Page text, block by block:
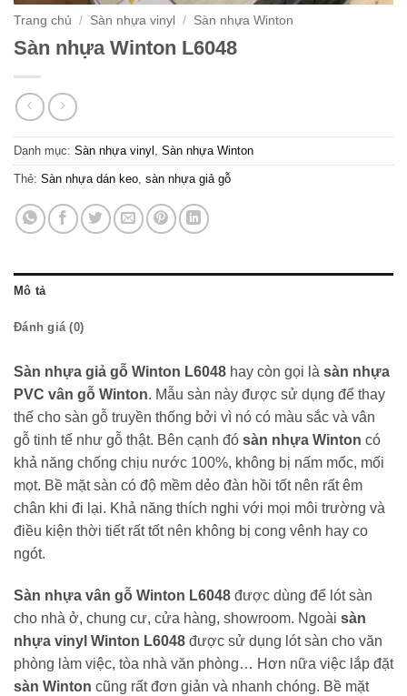
Trang chủ / Sàn nhựa vinyl / Sàn nhựa Winton
Sàn nhựa Winton L6048
Danh mục: Sàn nhựa vinyl Sàn nhựa Winton
Thẻ: Sàn nhựa dán keo sàn nhựa giả gỗ
Mô tả
Đánh giá (0)
Sàn nhựa giả gỗ Winton L6048 hay còn gọi là sàn nhựa
PVC vân gỗ Winton. Mẫu sàn này được sử dụng để thay
thế cho sàn gỗ truyền thống bởi vì nó có màu sắc và vân
gỗ tinh tế như gỗ thật. Bên cạnh đó sàn nhựa Winton có
khả năng chống chịu nước 100%, không bị nấm mốc, mối
mọt. Bề mặt sàn có độ mềm dẻo đàn hồi tốt nên rất êm
chân khi đi lại. Khả năng thích nghi với mọi môi trường và
điều kiện thời tiết rất tốt nên không bị cong vênh hay co
ngót.
Sàn nhựa vân gỗ Winton L6048 được dùng để lót sàn
cho nhà ở, chung cư, cửa hàng, showroom. Ngoài sàn
nhựa vinyl Winton L6048 được sử dụng lót sàn cho văn
phòng làm việc, tòa nhà văn phòng… Hơn nữa việc lắp đặt
sàn Winton cũng rất đơn giản và nhanh chóng. Bề mặt